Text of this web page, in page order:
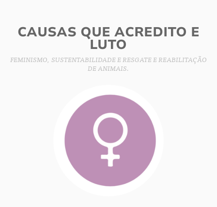
CAUSAS QUE ACREDITO E
LUTO
FEMINISMO, SUSTENTABILIDADE E RESGATE E REABILITAÇÃO
DE ANIMAIS.